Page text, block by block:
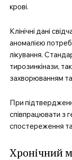
крові.
Клінічні дані
аномалією
лікування.
тирозинкінази,
захворюванням
При
співпрацювати з
спостереження та
Хронічний